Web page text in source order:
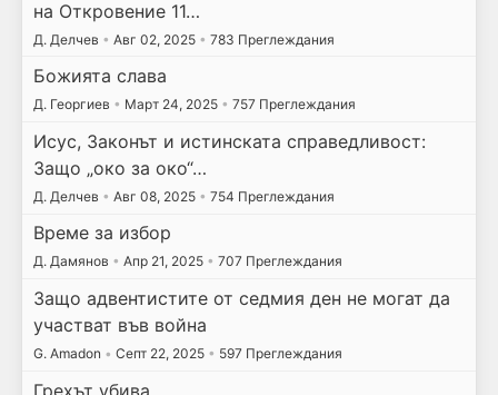
на Откровение 11…
Д. Делчев • Авг 02, 2025 • 783 Преглеждания
Божията слава
Д. Георгиев • Март 24, 2025 • 757 Преглеждания
Исус, Законът и истинската справедливост:
Защо „око за око“…
Д. Делчев • Авг 08, 2025 • 754 Преглеждания
Време за избор
Д. Дамянов • Апр 21, 2025 • 707 Преглеждания
Защо адвентистите от седмия ден не могат да
участват във война
G. Amadon • Септ 22, 2025 • 597 Преглеждания
Грехът убива